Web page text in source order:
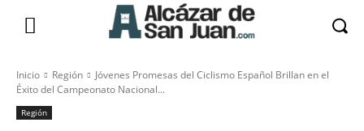
Inicio Región
Jóvenes Promesas del Ciclismo Español Brillan en el
Éxito del Campeonato Nacional...
Región